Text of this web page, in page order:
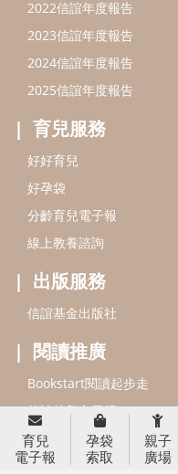
信誼基金會
信誼兒童發展國際研討會
育兒
電子報
孕袋
索取
親子
廣場